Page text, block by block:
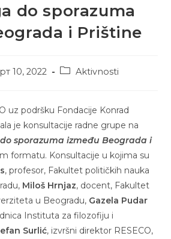
do sporazuma
i Prištine
10, 2022
PostAktivnosti
uz podršku Fondacije Konrad
je konsultacije radne grupe na
sporazuma između Beograda i
formatu. Konsultacije u kojima su
, profesor, Fakultet političkih nauka
Miloš Hrnjaz, docent, Fakultet
u Beogradu, Gazela Pudar
Instituta za filozofiju i
Surlić, izvršni direktor RESECO,